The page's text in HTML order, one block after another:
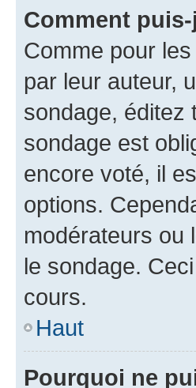
Comment
Comme pour
par leur auteur,
sondage, éditez
sondage est
encore voté, il
options.
modérateurs ou
le sondage.
cours.
Haut
Pourquoi ne